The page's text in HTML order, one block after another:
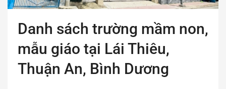
Danh sách trường mầm non,
mẫu giáo tại Lái Thiêu,
Thuận An, Bình Dương